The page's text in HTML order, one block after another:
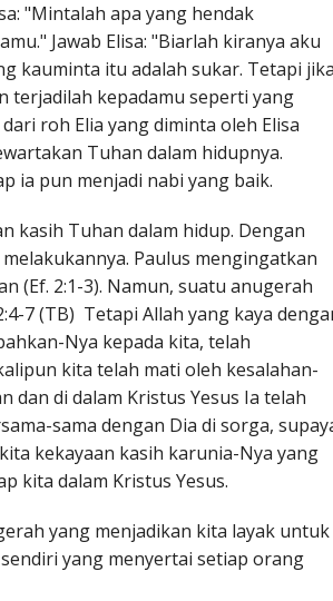
"Mintalah apa yang hendak
Jawab Elisa: "Biarlah kiranya aku
kauminta itu adalah sukar. Tetapi
terjadilah kepadamu seperti yang
roh Elia yang diminta oleh Elisa
Tuhan dalam hidupnya.
ia pun menjadi nabi yang baik.
kasih Tuhan dalam hidup. Dengan
Paulus mengingatkan
(Ef. 2:1-3). Namun, suatu anugerah
7 (TB) Tetapi Allah yang kaya
Nya kepada kita, telah
kita telah mati oleh kesalahan-
di dalam Kristus Yesus Ia telah
sama dengan Dia di sorga,
kekayaan kasih karunia-Nya yang
kita dalam Kristus Yesus.
yang menjadikan kita layak untuk
yang menyertai setiap orang